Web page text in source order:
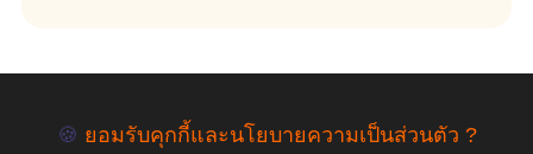
🍪 ยอมรับคุกกี้และนโยบายความเป็นส่วนตัว ?